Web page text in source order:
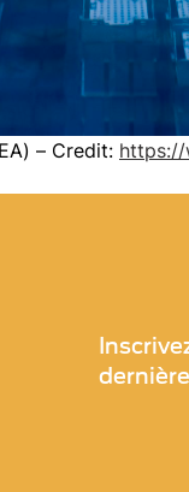
– Credit: https://